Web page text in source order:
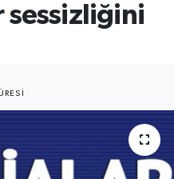
sessizliğini
ve Fikstür